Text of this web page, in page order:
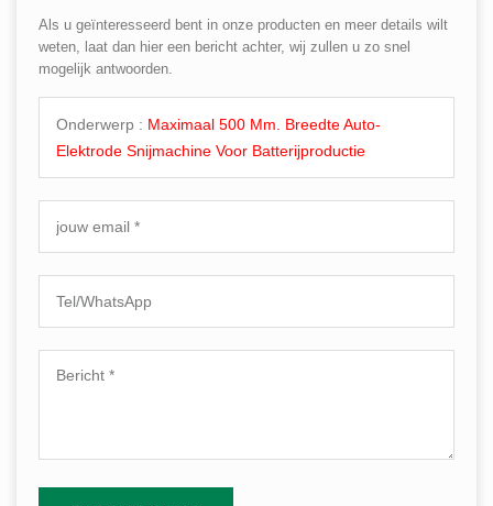
Als u geïnteresseerd bent in onze producten en meer details wilt
weten, laat dan hier een bericht achter, wij zullen u zo snel
mogelijk antwoorden.
Onderwerp : Maximaal 500 Mm. Breedte Auto-
Elektrode Snijmachine Voor Batterijproductie